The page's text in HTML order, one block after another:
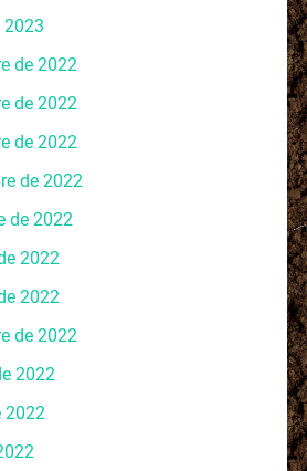
2023
de 2022
de 2022
de 2022
de 2022
de 2022
2022
2022
de 2022
2022
2022